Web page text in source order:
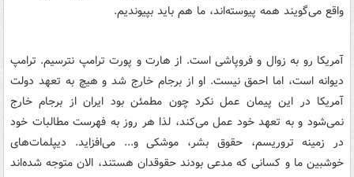
واقع می‌گویند همه پیوسته‌اند، ما هم باید بپیوندیم.
آمریکا رو به زوال و فروپاشی است. از هارت و پورت ترامپ نترسیم. ترامپ
دیوانه است،‌ اما احمق نیست. او از برجام خارج شد و هیچ به تعهد دولت
آمریکا در این پیمان عمل نکرد چون مطمئن بود ایران از برجام خارج
نمی‌شود و به تعهد خود عمل می‌کند، لذا هر روز به فهرست مطالبات خود
در زمینه تروریسم، حقوق بشر، موشکی و... می‌افزاید. دیپلمات‌های
خوشبین ما و کسانی که مدعی بودند حقوقدان هستند، الان متوجه شده‌اند